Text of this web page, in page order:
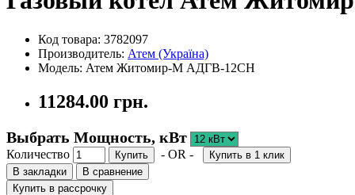
Код товара: 3782097
Производитель: Атем (Україна)
Модель: Атем Житомир-М АДГВ-12СН
11284.00 грн.
Выбрать Мощность, кВт
Количество Купить - OR -
Купить в 1 клик
В закладки
В сравнение
Купить в рассрочку